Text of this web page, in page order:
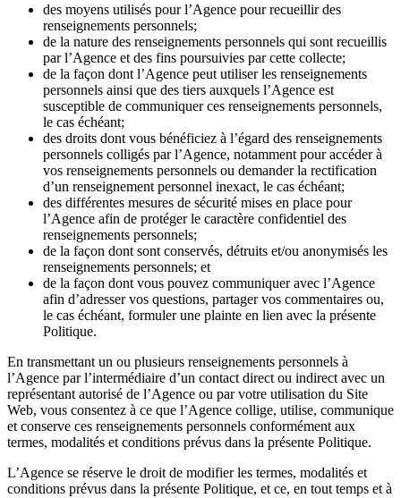
des moyens utilisés pour l’Agence pour recueillir des
renseignements personnels;
de la nature des renseignements personnels qui sont recueillis
par l’Agence et des fins poursuivies par cette collecte;
de la façon dont l’Agence peut utiliser les renseignements
personnels ainsi que des tiers auxquels l’Agence est
susceptible de communiquer ces renseignements personnels,
le cas échéant;
des droits dont vous bénéficiez à l’égard des renseignements
personnels colligés par l’Agence, notamment pour accéder à
vos renseignements personnels ou demander la rectification
d’un renseignement personnel inexact, le cas échéant;
des différentes mesures de sécurité mises en place pour
l’Agence afin de protéger le caractère confidentiel des
renseignements personnels;
de la façon dont sont conservés, détruits et/ou anonymisés les
renseignements personnels; et
de la façon dont vous pouvez communiquer avec l’Agence
afin d’adresser vos questions, partager vos commentaires ou,
le cas échéant, formuler une plainte en lien avec la présente
Politique.
En transmettant un ou plusieurs renseignements personnels à
l’Agence par l’intermédiaire d’un contact direct ou indirect avec un
représentant autorisé de l’Agence ou par votre utilisation du Site
Web, vous consentez à ce que l’Agence collige, utilise, communique
et conserve ces renseignements personnels conformément aux
termes, modalités et conditions prévus dans la présente Politique.
L’Agence se réserve le droit de modifier les termes, modalités et
conditions prévus dans la présente Politique, et ce, en tout temps et à